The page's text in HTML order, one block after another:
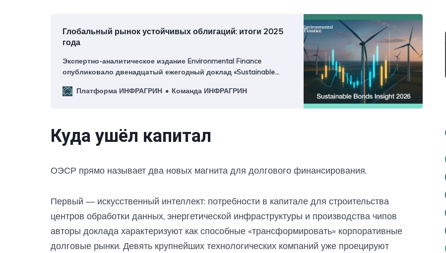
Глобальный рынок устойчивых облигаций: итоги 2025
года
Экспертно-аналитическое издание Environmental Finance
опубликовало двенадцатый ежегодный доклад «Sustainable
устойчивых долговых инструментов по итогам 2025 года.
Платформа ИНФРАГРИН Команда ИНФРАГРИН
Куда ушёл капитал
ОЭСР прямо называет два новых магнита для долгового финансирования.
Первый — искусственный интеллект: потребности в капитале для строительства
центров обработки данных, энергетической инфраструктуры и производства чипов
авторы доклада характеризуют как способные «трансформировать» корпоративные
долговые рынки. Девять крупнейших технологических компаний уже проецируют